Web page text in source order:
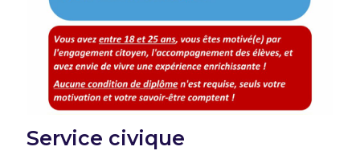
Service civique